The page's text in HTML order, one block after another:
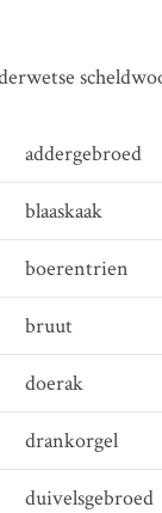
addergebroed
blaaskaak
boerentrien
bruut
doerak
drankorgel
duivelsgebroed